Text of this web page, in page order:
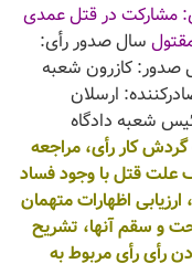
مشارکت در قتل عمدی
سال صدور رأی:
صدور: کازرون شعبه
قاضی‌صادرکننده: ارسلان
شعبه دادگاه
کار رأی، مراجعه
قتل با وجود فساد
اظهارات متهمان
و سقم آنها، تشریح
رأی رأی مربوط به